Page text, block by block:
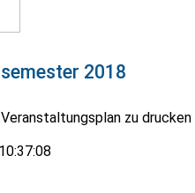
2018
zu drucken